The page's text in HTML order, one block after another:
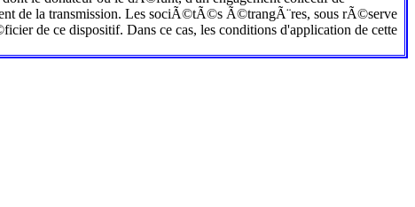
de la transmission. Les sociÃ©tÃ©s Ã©trangÃ¨res, sous rÃ©serve
de ce dispositif. Dans ce cas, les conditions d'application de cette